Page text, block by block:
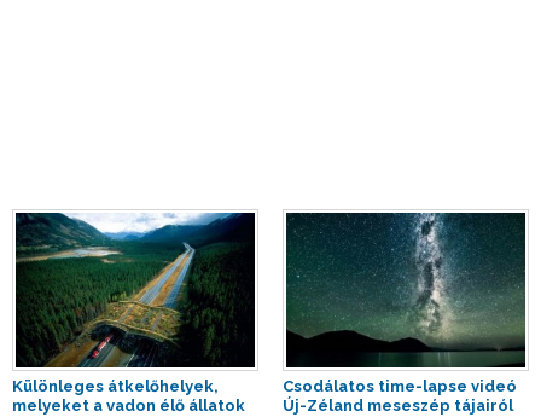
Különleges átkelőhelyek,
melyeket a vadon élő állatok
Csodálatos time-lapse videó
Új-Zéland meseszép tájairól